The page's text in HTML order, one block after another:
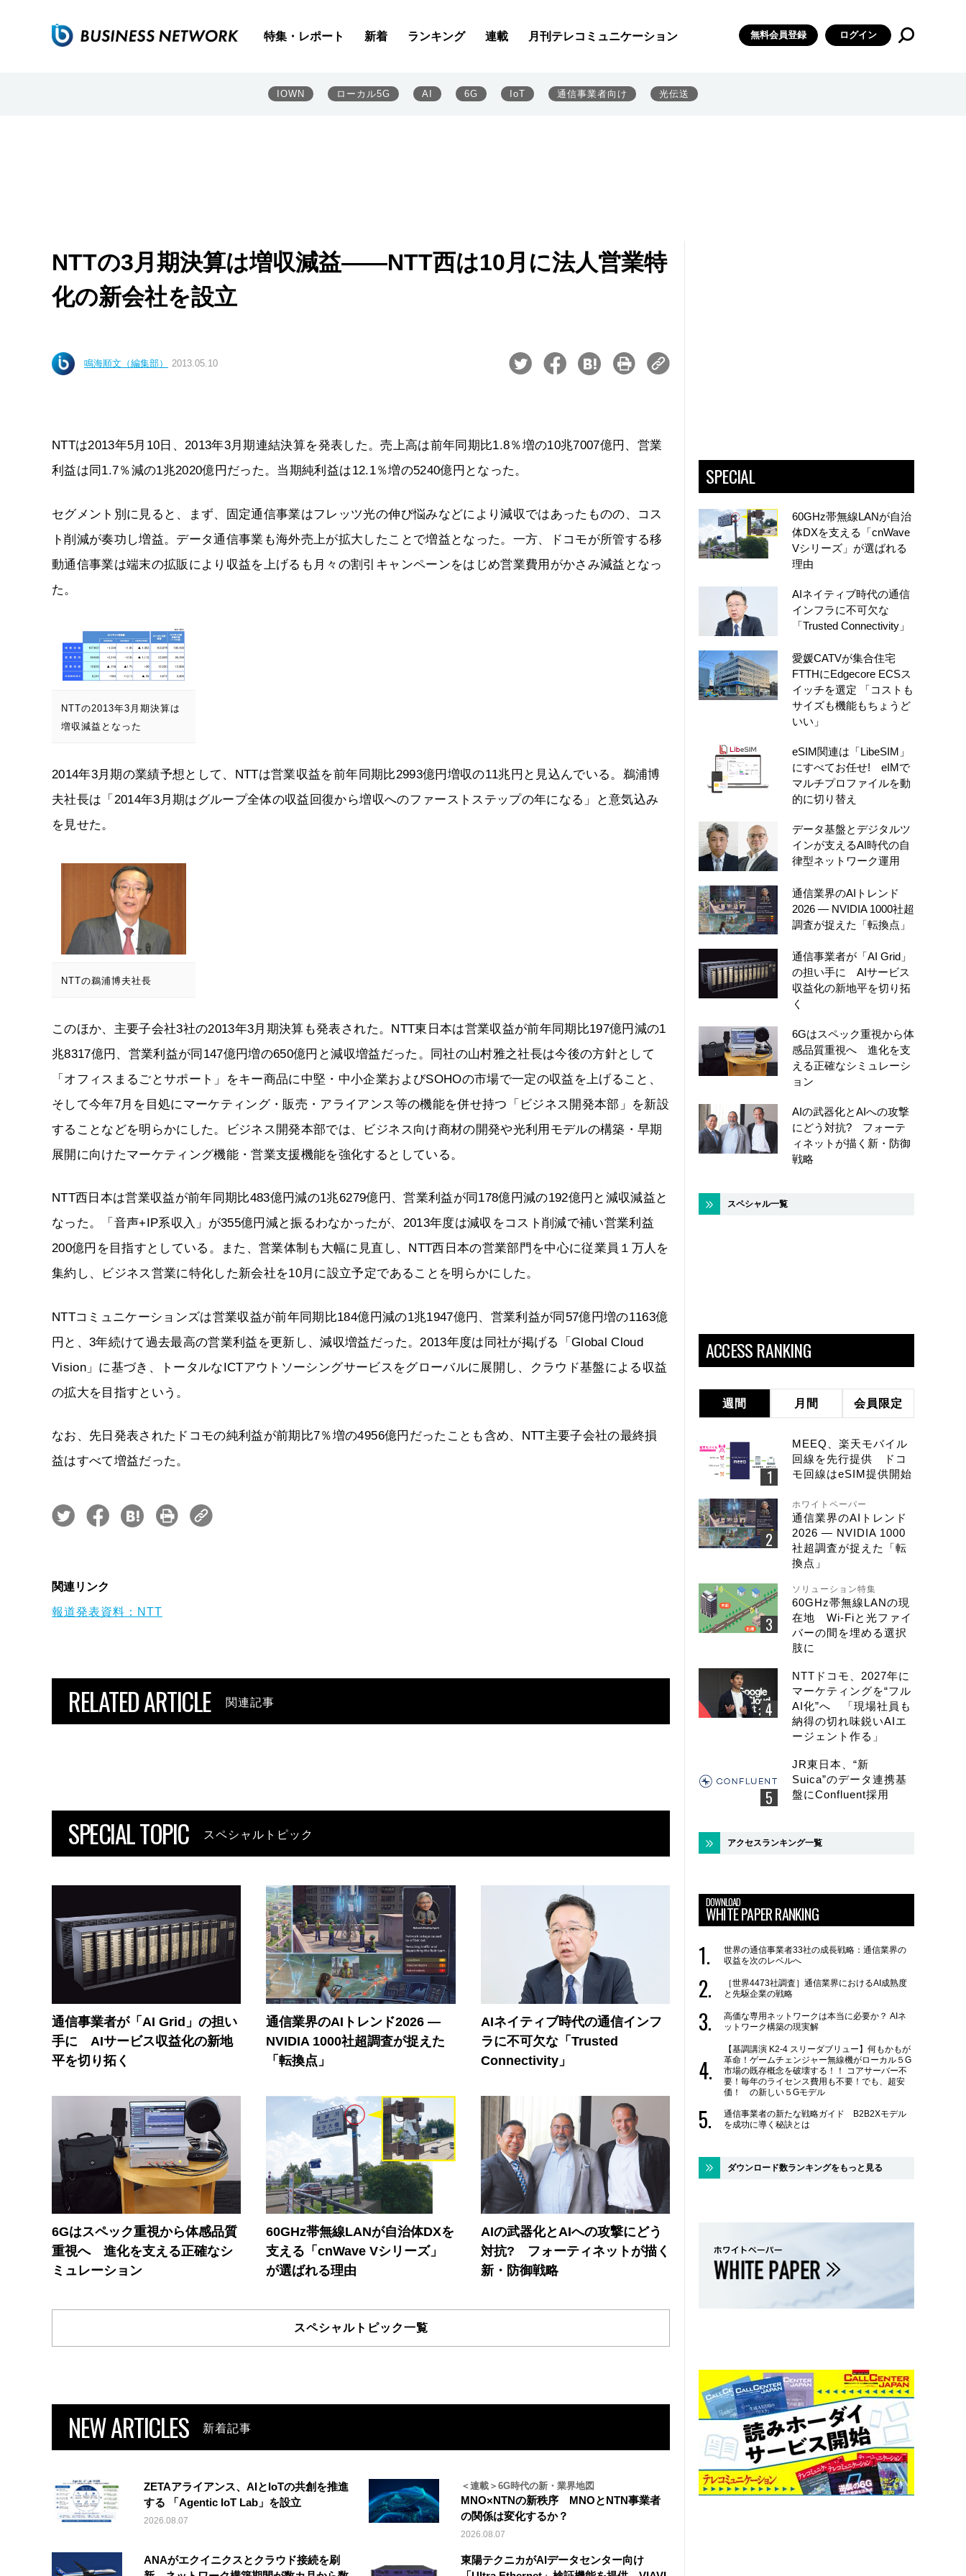
特集・レポート 新着 ランキング 連載 月刊テレコミュニケーション 無料会員登録 ログイン
IOWN ローカル5G AI 6G IoT 通信事業者向け 光伝送
NTTの3月期決算は増収減益――NTT西は10月に法人営業特
化の新会社を設立
鳴海順文（編集部） 2013.05.10
NTTは2013年5月10日、2013年3月期連結決算を発表した。売上高は前年同期比1.8％増の10兆7007億円、営業
利益は同1.7％減の1兆2020億円だった。当期純利益は12.1％増の5240億円となった。
セグメント別に見ると、まず、固定通信事業はフレッツ光の伸び悩みなどにより減収ではあったものの、コス
ト削減が奏功し増益。データ通信事業も海外売上が拡大したことで増益となった。一方、ドコモが所管する移
動通信事業は端末の拡販により収益を上げるも月々の割引キャンペーンをはじめ営業費用がかさみ減益となっ
た。
NTTの2013年3月期決算は
増収減益となった
2014年3月期の業績予想として、NTTは営業収益を前年同期比2993億円増収の11兆円と見込んでいる。鵜浦博
夫社長は「2014年3月期はグループ全体の収益回復から増収へのファーストステップの年になる」と意気込み
を見せた。
NTTの鵜浦博夫社長
このほか、主要子会社3社の2013年3月期決算も発表された。NTT東日本は営業収益が前年同期比197億円減の1
兆8317億円、営業利益が同147億円増の650億円と減収増益だった。同社の山村雅之社長は今後の方針として
「オフィスまるごとサポート」をキー商品に中堅・中小企業およびSOHOの市場で一定の収益を上げること、
そして今年7月を目処にマーケティング・販売・アライアンス等の機能を併せ持つ「ビジネス開発本部」を新設
することなどを明らかにした。ビジネス開発本部では、ビジネス向け商材の開発や光利用モデルの構築・早期
展開に向けたマーケティング機能・営業支援機能を強化するとしている。
NTT西日本は営業収益が前年同期比483億円減の1兆6279億円、営業利益が同178億円減の192億円と減収減益と
なった。「音声+IP系収入」が355億円減と振るわなかったが、2013年度は減収をコスト削減で補い営業利益
200億円を目指すとしている。また、営業体制も大幅に見直し、NTT西日本の営業部門を中心に従業員１万人を
集約し、ビジネス営業に特化した新会社を10月に設立予定であることを明らかにした。
NTTコミュニケーションズは営業収益が前年同期比184億円減の1兆1947億円、営業利益が同57億円増の1163億
円と、3年続けて過去最高の営業利益を更新し、減収増益だった。2013年度は同社が掲げる「Global Cloud
Vision」に基づき、トータルなICTアウトソーシングサービスをグローバルに展開し、クラウド基盤による収益
の拡大を目指すという。
なお、先日発表されたドコモの純利益が前期比7％増の4956億円だったことも含め、NTT主要子会社の最終損
益はすべて増益だった。
関連リンク
報道発表資料：NTT
RELATED ARTICLE 関連記事
SPECIAL TOPIC スペシャルトピック
通信事業者が「AI Grid」の担い
手に AIサービス収益化の新地
平を切り拓く
通信業界のAIトレンド2026 ―
NVIDIA 1000社超調査が捉えた
「転換点」
AIネイティブ時代の通信インフ
ラに不可欠な「Trusted
Connectivity」
6Gはスペック重視から体感品質
重視へ 進化を支える正確なシ
ミュレーション
60GHz帯無線LANが自治体DXを
支える「cnWave Vシリーズ」
が選ばれる理由
AIの武器化とAIへの攻撃にどう
対抗? フォーティネットが描く
新・防御戦略
スペシャルトピック一覧
NEW ARTICLES 新着記事
ZETAアライアンス、AIとIoTの共創を推進
する 「Agentic IoT Lab」を設立
2026.08.07
＜連載＞6G時代の新・業界地図
MNO×NTNの新秩序 MNOとNTN事業者
の関係は変化するか？
2026.08.07
ANAがエクイニクスとクラウド接続を刷
東陽テクニカがAIデータセンター向け
SPECIAL
60GHz帯無線LANが自治
体DXを支える「cnWave
Vシリーズ」が選ばれる
理由
AIネイティブ時代の通信
インフラに不可欠な
「Trusted Connectivity」
愛媛CATVが集合住宅
FTTHにEdgecore ECSス
イッチを選定 「コストも
サイズも機能もちょうど
いい」
eSIM関連は「LibeSIM」
にすべてお任せ! eIMで
マルチプロファイルを動
的に切り替え
データ基盤とデジタルツ
インが支えるAI時代の自
律型ネットワーク運用
通信業界のAIトレンド
2026 ― NVIDIA 1000社超
調査が捉えた「転換点」
通信事業者が「AI Grid」
の担い手に AIサービス
収益化の新地平を切り拓
く
6Gはスペック重視から体
感品質重視へ 進化を支
える正確なシミュレーシ
ョン
AIの武器化とAIへの攻撃
にどう対抗? フォーテ
ィネットが描く新・防御
戦略
スペシャル一覧
ACCESS RANKING
週間 月間 会員限定
MEEQ、楽天モバイル
回線を先行提供 ドコ
モ回線はeSIM提供開始
ホワイトペーパー
通信業界のAIトレンド
2026 ― NVIDIA 1000
社超調査が捉えた「転
換点」
ソリューション特集
60GHz帯無線LANの現
在地 Wi-Fiと光ファイ
バーの間を埋める選択
肢に
NTTドコモ、2027年に
マーケティングを“フル
AI化”へ 「現場社員も
納得の切れ味鋭いAIエ
ージェント作る」
JR東日本、“新
Suica”のデータ連携基
盤にConfluent採用
アクセスランキング一覧
DOWNLOAD
WHITE PAPER RANKING
世界の通信事業者33社の成長戦略：通信業界の
収益を次のレベルへ
［世界4473社調査］通信業界におけるAI成熟度
と先駆企業の戦略
高価な専用ネットワークは本当に必要か？ AIネ
ットワーク構築の現実解
【基調講演 K2-4 スリーダブリュー】何もかもが
革命！ゲームチェンジャー無線機がローカル５G
市場の既存概念を破壊する！！ コアサーバー不
要！毎年のライセンス費用も不要！でも、超安
価！ の新しい５Gモデル
通信事業者の新たな戦略ガイド B2B2Xモデル
を成功に導く秘訣とは
ダウンロード数ランキングをもっと見る